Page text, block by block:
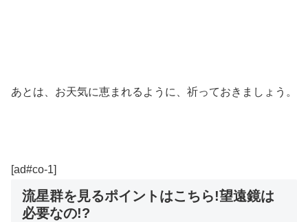
あとは、お天気に恵まれるように、祈っておきましょう。
[ad#co-1]
流星群を見るポイントはこちら!望遠鏡は
必要なの!?